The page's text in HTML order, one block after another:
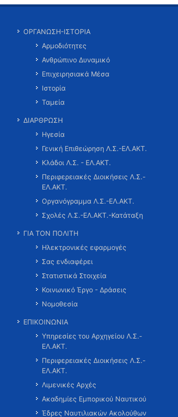
ΟΡΓΑΝΩΣΗ-ΙΣΤΟΡΙΑ
Αρμοδιότητες
Ανθρώπινο Δυναμικό
Επιχειρησιακά Μέσα
Ιστορία
Ταμεία
ΔΙΑΡΘΡΩΣΗ
Ηγεσία
Γενική Επιθεώρηση Λ.Σ.-ΕΛ.ΑΚΤ.
Κλάδοι Λ.Σ. - ΕΛ.ΑΚΤ.
Περιφερειακές Διοικήσεις Λ.Σ.-
ΕΛ.ΑΚΤ.
Οργανόγραμμα Λ.Σ.-ΕΛ.ΑΚΤ.
Σχολές Λ.Σ.-ΕΛ.ΑΚΤ.-Κατάταξη
ΓΙΑ ΤΟΝ ΠΟΛΙΤΗ
Ηλεκτρονικές εφαρμογές
Σας ενδιαφέρει
Στατιστικά Στοιχεία
Κοινωνικό Έργο - Δράσεις
Νομοθεσία
ΕΠΙΚΟΙΝΩΝΙΑ
Υπηρεσίες του Αρχηγείου Λ.Σ.-
ΕΛ.ΑΚΤ.
Περιφερειακές Διοικήσεις Λ.Σ.-
ΕΛ.ΑΚΤ.
Λιμενικές Αρχές
Ακαδημίες Εμπορικού Ναυτικού
Έδρες Ναυτιλιακών Ακολούθων